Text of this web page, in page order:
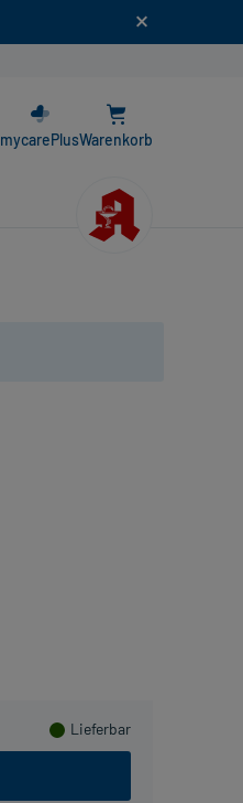
mycarePlusWarenkorb
Lieferbar